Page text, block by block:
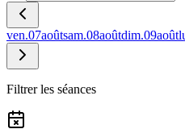
ven.07aoûtsam.08aoûtdim.09août
Filtrer les séances